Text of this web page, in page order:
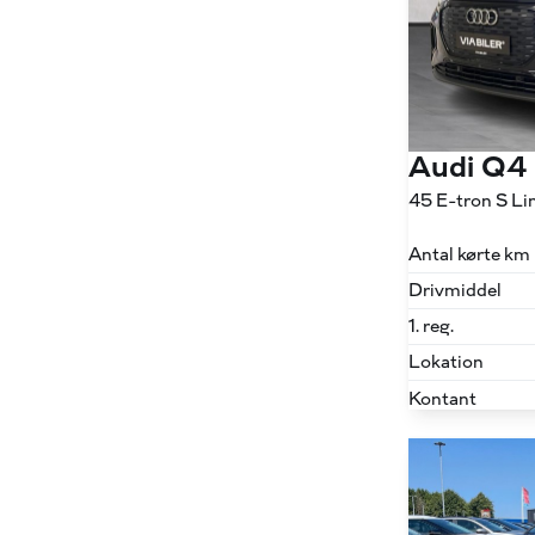
Audi Q4
Antal kørte km
Drivmiddel
1. reg.
Lokation
Kontant